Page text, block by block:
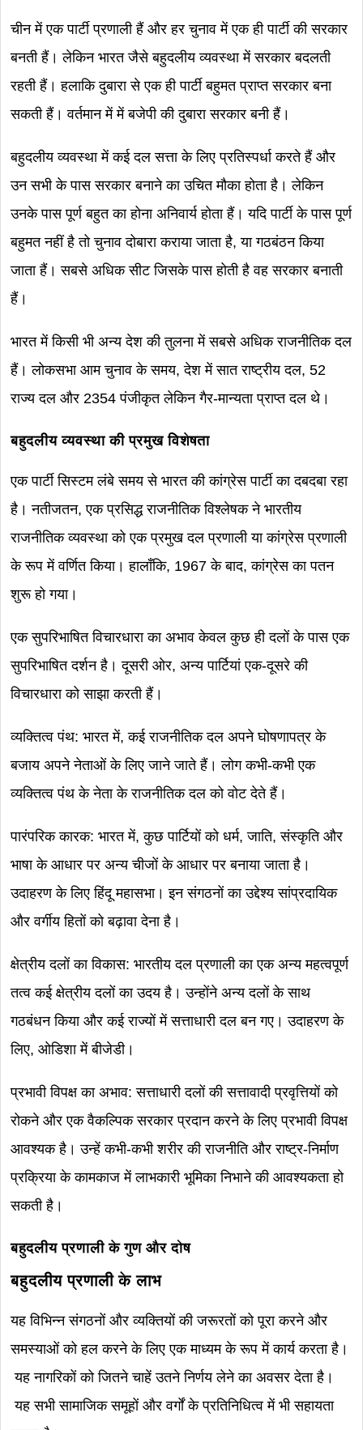
चीन में एक पार्टी प्रणाली हैं और हर चुनाव में एक ही पार्टी की सरकार
बनती हैं। लेकिन भारत जैसे बहुदलीय व्यवस्था में सरकार बदलती
रहती हैं। हलाकि दुबारा से एक ही पार्टी बहुमत प्राप्त सरकार बना
सकती हैं। वर्तमान में में बजेपी की दुबारा सरकार बनी हैं।
बहुदलीय व्यवस्था में कई दल सत्ता के लिए प्रतिस्पर्धा करते हैं और
उन सभी के पास सरकार बनाने का उचित मौका होता है। लेकिन
उनके पास पूर्ण बहुत का होना अनिवार्य होता हैं। यदि पार्टी के पास पूर्ण
बहुमत नहीं है तो चुनाव दोबारा कराया जाता है, या गठबंठन किया
जाता हैं। सबसे अधिक सीट जिसके पास होती है वह सरकार बनाती
हैं।
भारत में किसी भी अन्य देश की तुलना में सबसे अधिक राजनीतिक दल
हैं। लोकसभा आम चुनाव के समय, देश में सात राष्ट्रीय दल, 52
राज्य दल और 2354 पंजीकृत लेकिन गैर-मान्यता प्राप्त दल थे।
बहुदलीय व्यवस्था की प्रमुख विशेषता
एक पार्टी सिस्टम लंबे समय से भारत की कांग्रेस पार्टी का दबदबा रहा
है। नतीजतन, एक प्रसिद्ध राजनीतिक विश्लेषक ने भारतीय
राजनीतिक व्यवस्था को एक प्रमुख दल प्रणाली या कांग्रेस प्रणाली
के रूप में वर्णित किया। हालाँकि, 1967 के बाद, कांग्रेस का पतन
शुरू हो गया।
एक सुपरिभाषित विचारधारा का अभाव केवल कुछ ही दलों के पास एक
सुपरिभाषित दर्शन है। दूसरी ओर, अन्य पार्टियां एक-दूसरे की
विचारधारा को साझा करती हैं।
व्यक्तित्व पंथ: भारत में, कई राजनीतिक दल अपने घोषणापत्र के
बजाय अपने नेताओं के लिए जाने जाते हैं। लोग कभी-कभी एक
व्यक्तित्व पंथ के नेता के राजनीतिक दल को वोट देते हैं।
पारंपरिक कारक: भारत में, कुछ पार्टियों को धर्म, जाति, संस्कृति और
भाषा के आधार पर अन्य चीजों के आधार पर बनाया जाता है।
उदाहरण के लिए हिंदू महासभा। इन संगठनों का उद्देश्य सांप्रदायिक
और वर्गीय हितों को बढ़ावा देना है।
क्षेत्रीय दलों का विकास: भारतीय दल प्रणाली का एक अन्य महत्वपूर्ण
तत्व कई क्षेत्रीय दलों का उदय है। उन्होंने अन्य दलों के साथ
गठबंधन किया और कई राज्यों में सत्ताधारी दल बन गए। उदाहरण के
लिए, ओडिशा में बीजेडी।
प्रभावी विपक्ष का अभाव: सत्ताधारी दलों की सत्तावादी प्रवृत्तियों को
रोकने और एक वैकल्पिक सरकार प्रदान करने के लिए प्रभावी विपक्ष
आवश्यक है। उन्हें कभी-कभी शरीर की राजनीति और राष्ट्र-निर्माण
प्रक्रिया के कामकाज में लाभकारी भूमिका निभाने की आवश्यकता हो
सकती है।
बहुदलीय प्रणाली के गुण और दोष
बहुदलीय प्रणाली के लाभ
यह विभिन्न संगठनों और व्यक्तियों की जरूरतों को पूरा करने और
समस्याओं को हल करने के लिए एक माध्यम के रूप में कार्य करता है।
यह नागरिकों को जितने चाहें उतने निर्णय लेने का अवसर देता है।
यह सभी सामाजिक समूहों और वर्गों के प्रतिनिधित्व में भी सहायता